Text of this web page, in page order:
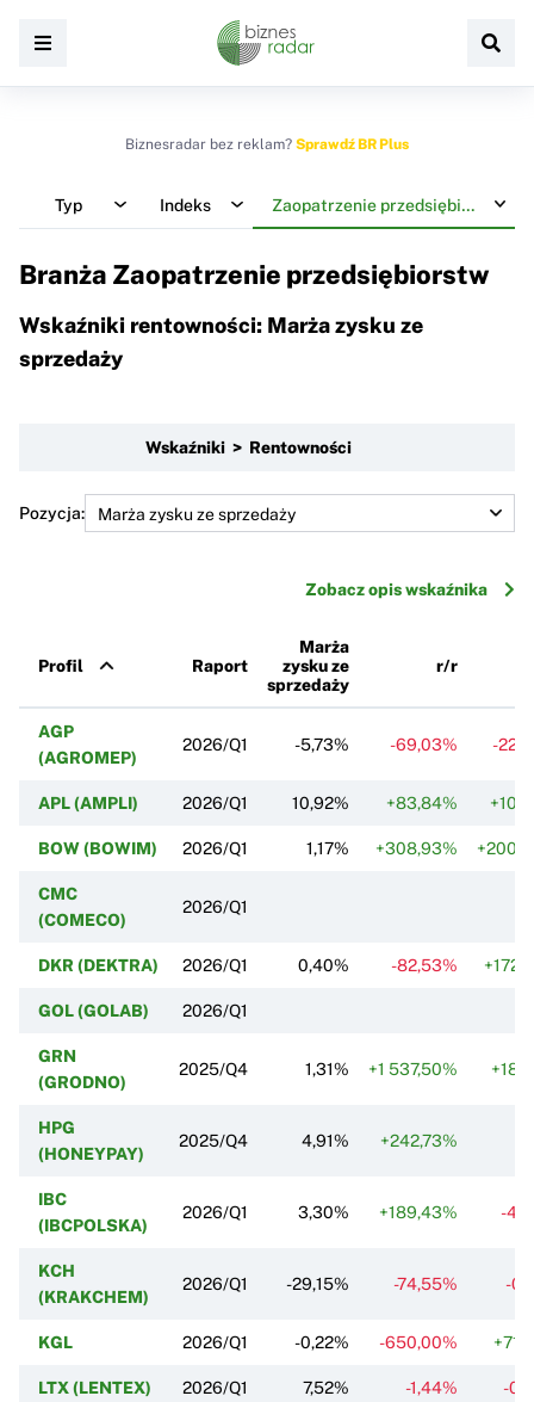
Biznesradar bez reklam? Sprawdź BR Plus
Typ Indeks Zaopatrzenie przedsiębiorstw
Branża Zaopatrzenie przedsiębiorstw
Wskaźniki rentowności: Marża zysku ze
sprzedaży
Wskaźniki > Rentowności
Pozycja:
Zobacz opis wskaźnika
Profil Raport
Marża
zysku ze
sprzedaży
r/r
AGP
(AGROMEP)
2026/Q1 -5,73% -69,03% -
APL (AMPLI) 2026/Q1 10,92% +83,84%
BOW (BOWIM) 2026/Q1 1,17% +308,93%
CMC
(COMECO)
2026/Q1
DKR (DEKTRA) 2026/Q1 0,40% -82,53%
GOL (GOLAB) 2026/Q1
GRN
(GRODNO)
2025/Q4 1,31% +1 537,50%
HPG
(HONEYPAY)
2025/Q4 4,91% +242,73%
IBC
(IBCPOLSKA)
2026/Q1 3,30% +189,43% -
KCH
(KRAKCHEM)
2026/Q1 -29,15% -74,55% -
KGL 2026/Q1 -0,22% -650,00%
LTX (LENTEX) 2026/Q1 7,52% -1,44% -